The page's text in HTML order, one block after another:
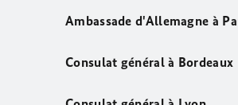
Ambassade d'Allemagne à
Consulat général à Bordeaux